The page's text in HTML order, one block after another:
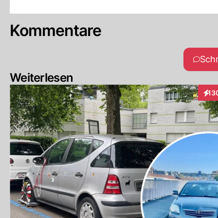
Kommentare
Weiterlesen